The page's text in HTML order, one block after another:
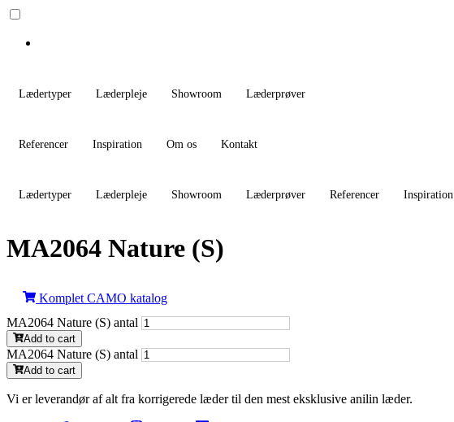
Lædertyper Læderpleje Showroom Læderprøver
Referencer Inspiration Om os Kontakt
Lædertyper Læderpleje Showroom Læderprøver Referencer Inspiration
MA2064 Nature (S)
Komplet CAMO katalog
MA2064 Nature (S) antal
Add to cart
MA2064 Nature (S) antal
Add to cart
Vi er leverandør af alt fra korrigerede læder til den mest eksklusive anilin læder.